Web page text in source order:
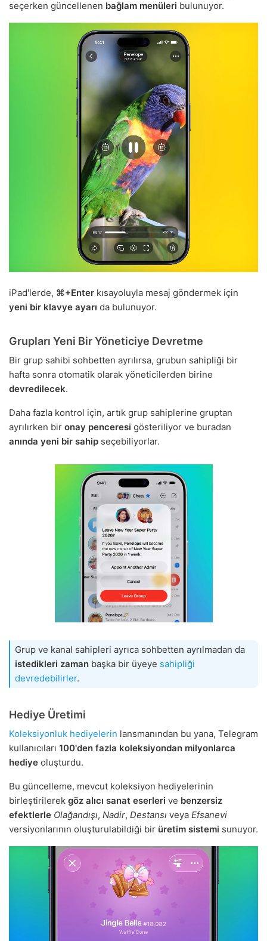
seçerken güncellenen bağlam menüleri bulunuyor.
iPad'lerde, ⌘+Enter kısayoluyla mesaj göndermek için
yeni bir klavye ayarı da bulunuyor.
Grupları Yeni Bir Yöneticiye Devretme
Bir grup sahibi sohbetten ayrılırsa, grubun sahipliği bir
hafta sonra otomatik olarak yöneticilerden birine
devredilecek.
Daha fazla kontrol için, artık grup sahiplerine gruptan
ayrılırken bir onay penceresi gösteriliyor ve buradan
anında yeni bir sahip seçebiliyorlar.
Grup ve kanal sahipleri ayrıca sohbetten ayrılmadan da
istedikleri zaman başka bir üyeye sahipliği
devredebilirler.
Hediye Üretimi
Koleksiyonluk hediyelerin lansmanından bu yana, Telegram
kullanıcıları 100'den fazla koleksiyondan milyonlarca
hediye oluşturdu.
Bu güncelleme, mevcut koleksiyon hediyelerinin
birleştirilerek göz alıcı sanat eserleri ve benzersiz
efektlerle Olağandışı, Nadir, Destansı veya Efsanevi
versiyonlarının oluşturulabildiği bir üretim sistemi sunuyor.